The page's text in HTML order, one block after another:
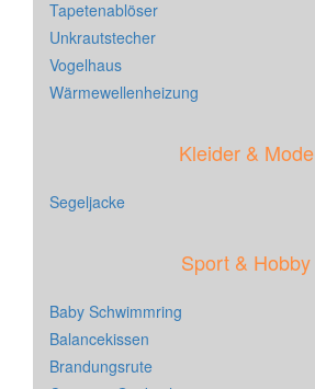
Tapetenablöser
Unkrautstecher
Vogelhaus
Wärmewellenheizung
Kleider & Mode
Segeljacke
Sport & Hobby
Baby Schwimmring
Balancekissen
Brandungsrute